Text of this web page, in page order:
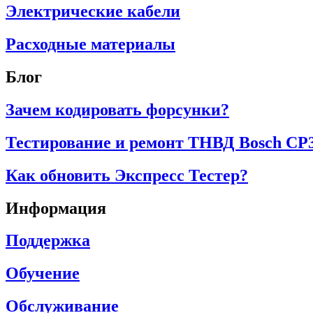
Электрические кабели
Расходные материалы
Блог
Зачем кодировать форсунки?
Тестирование и ремонт ТНВД Bosch
Как обновить Экспресс Тестер?
Информация
Поддержка
Обучение
Обслуживание